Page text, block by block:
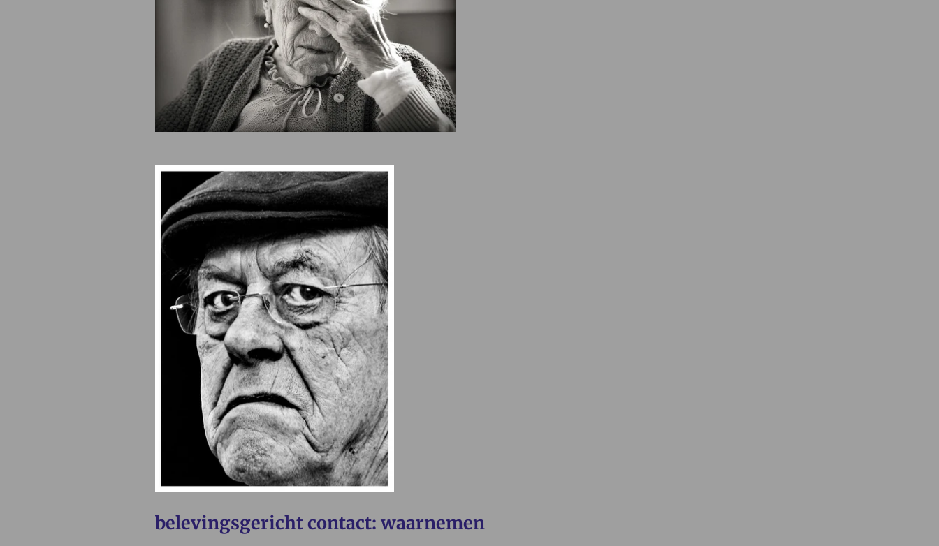
belevingsgericht contact: waarnemen